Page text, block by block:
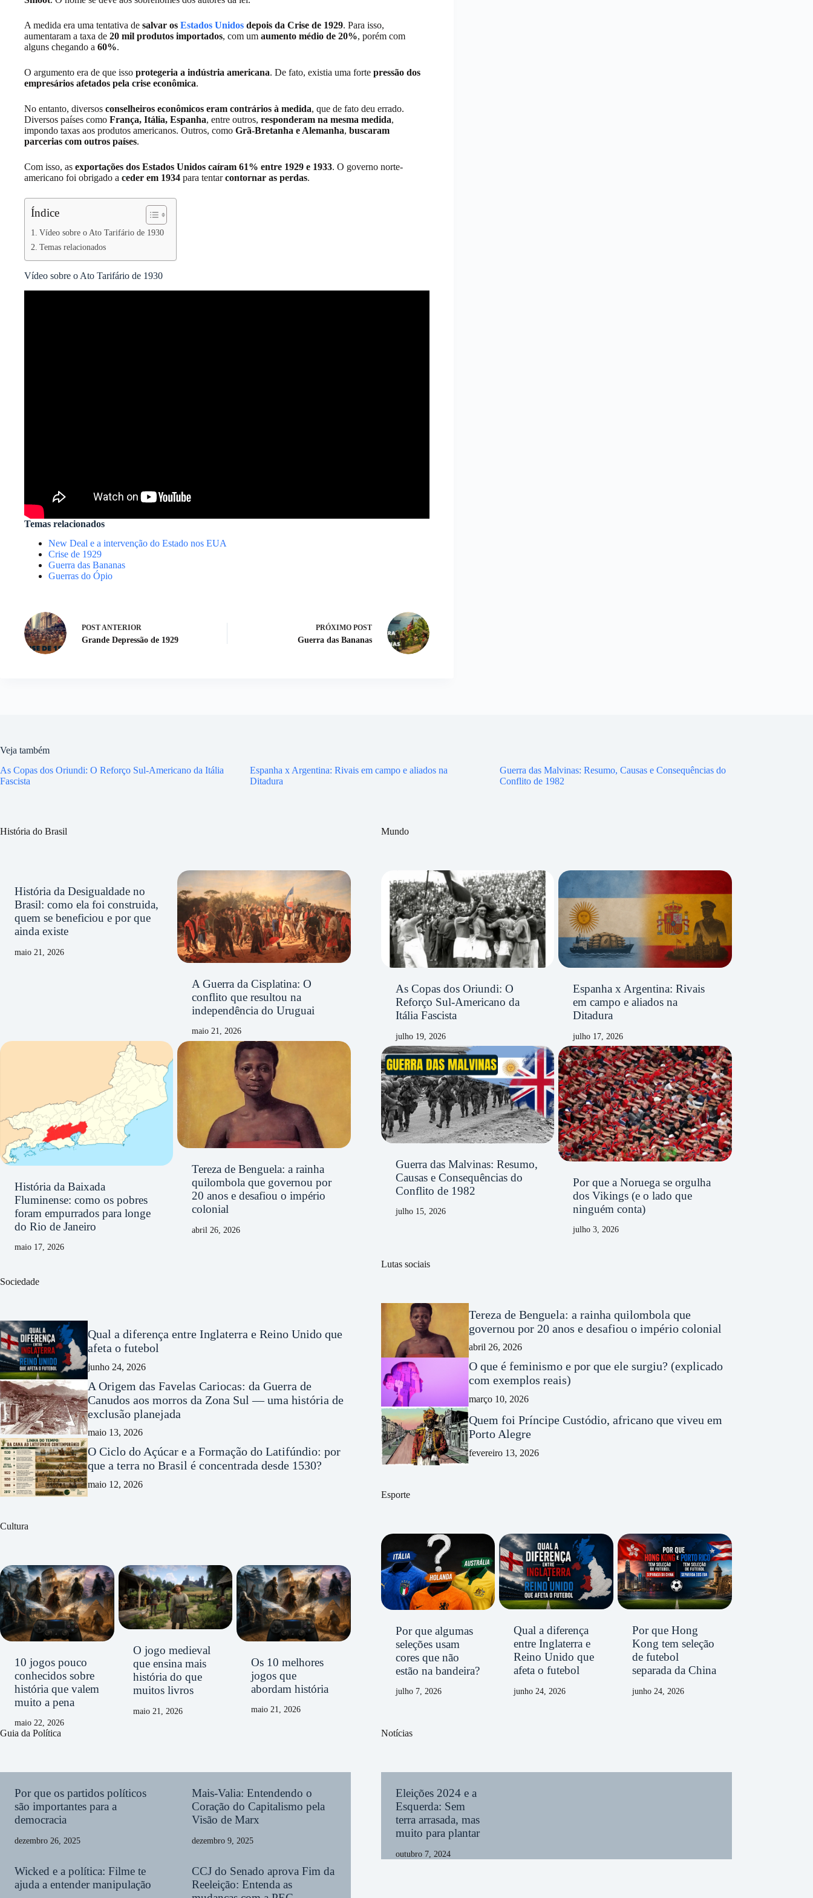
A medida era uma tentativa de salvar os Estados Unidos depois da Crise de 1929. Para isso,
aumentaram a taxa de 20 mil produtos importados, com um aumento médio de 20%, porém com
alguns chegando a 60%.
O argumento era de que isso protegeria a indústria americana. De fato, existia uma forte pressão dos
empresários afetados pela crise econômica.
No entanto, diversos conselheiros econômicos eram contrários à medida, que de fato deu errado.
Diversos países como França, Itália, Espanha, entre outros, responderam na mesma medida,
impondo taxas aos produtos americanos. Outros, como Grã-Bretanha e Alemanha, buscaram
parcerias com outros países.
Com isso, as exportações dos Estados Unidos caíram 61% entre 1929 e 1933. O governo norte-
americano foi obrigado a ceder em 1934 para tentarcontornar as perdas.
Índice
Vídeo sobre o Ato Tarifário de 1930
Temas relacionados
Vídeo sobre o Ato Tarifário de 1930
Temas relacionados
New Deal e a intervenção do Estado nos EUA
Crise de 1929
Guerra das Bananas
Guerras do Ópio
POSTANTERIOR
Grande Depressão de 1929
PRÓXIMO POST
Guerra das Bananas
Veja também
As Copas dos Oriundi: O Reforço Sul-Americano da Itália
Fascista
Espanha x Argentina: Rivais em campo e aliados na
Ditadura
Guerra das Malvinas: Resumo, Causas e Consequências do
Conflito de 1982
História do Brasil
História da Desigualdade no
Brasil: como ela foi construida,
quem se beneficiou e por que
ainda existe
maio 21, 2026
A Guerra da Cisplatina: O
conflito que resultou na
independência do Uruguai
maio 21, 2026
História da Baixada
Fluminense: como os pobres
foram empurrados para longe
do Rio de Janeiro
maio 17, 2026
Tereza de Benguela: a rainha
quilombola que governou por
20 anos e desafiou o império
colonial
abril 26, 2026
Sociedade
Qual a diferença entre Inglaterra e Reino Unido que
afeta o futebol
junho 24, 2026
A Origem das Favelas Cariocas: da Guerra de
Canudos aos morros da Zona Sul — uma história de
exclusão planejada
maio 13, 2026
O Ciclo do Açúcar e a Formação do Latifúndio: por
que a terra no Brasil é concentrada desde 1530?
maio 12, 2026
Cultura
10 jogos pouco
conhecidos sobre
história que valem
muito a pena
maio 22, 2026
O jogo medieval
que ensina mais
história do que
muitos livros
maio 21, 2026
Os 10 melhores
jogos que
abordam história
maio 21, 2026
Mundo
As Copas dos Oriundi: O
Reforço Sul-Americano da
Itália Fascista
julho 19, 2026
Espanha x Argentina: Rivais
em campo e aliados na
Ditadura
julho 17, 2026
Guerra das Malvinas: Resumo,
Causas e Consequências do
Conflito de 1982
julho 15, 2026
Por que a Noruega se orgulha
dos Vikings (e o lado que
ninguém conta)
julho 3, 2026
Lutas sociais
Tereza de Benguela: a rainha quilombola que
governou por 20 anos e desafiou o império colonial
abril 26, 2026
O que é feminismo e por que ele surgiu? (explicado
com exemplos reais)
março 10, 2026
Quem foi Príncipe Custódio, africano que viveu em
Porto Alegre
fevereiro 13, 2026
Esporte
Por que algumas
seleções usam
cores que não
estão na bandeira?
julho 7, 2026
Qual a diferença
entre Inglaterra e
Reino Unido que
afeta o futebol
junho 24, 2026
Por que Hong
Kong tem seleção
de futebol
separada da China
junho 24, 2026
Guia da Política
Por que os partidos políticos
são importantes para a
democracia
dezembro 26, 2025
Mais-Valia: Entendendo o
Coração do Capitalismo pela
Visão de Marx
dezembro 9, 2025
Wicked e a política: Filme te
ajuda a entender manipulação
CCJ do Senado aprova Fim da
Reeleição: Entenda as
Notícias
Eleições 2024 e a
Esquerda: Sem
terra arrasada, mas
muito para plantar
outubro 7, 2024